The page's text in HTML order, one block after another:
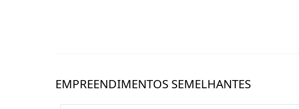
EMPREENDIMENTOS SEMELHANTES